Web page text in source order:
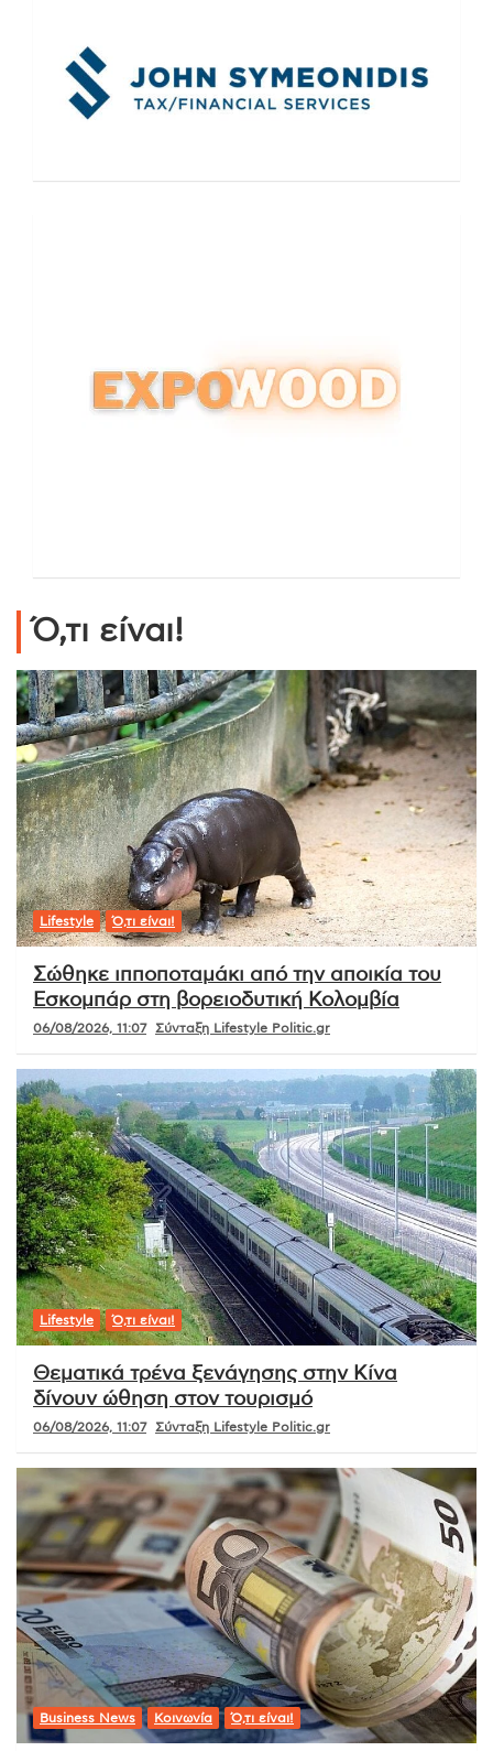
Ό,τι είναι!
Lifestyle Ό,τι είναι!
Σώθηκε ιπποποταμάκι από την αποικία του
Εσκομπάρ στη βορειοδυτική Κολομβία
06/08/2026, 11:07 Σύνταξη Lifestyle Politic.gr
Lifestyle Ό,τι είναι!
Θεματικά τρένα ξενάγησης στην Κίνα
δίνουν ώθηση στον τουρισμό
06/08/2026, 11:07 Σύνταξη Lifestyle Politic.gr
Business News Κοινωνία Ό,τι είναι!